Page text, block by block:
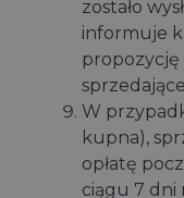
zostało
informuje
propozycję
W
kupna),
opłatę
ciągu 7 dni